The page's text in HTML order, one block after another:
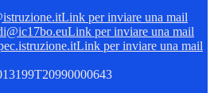
Link per inviare una mail
Link per inviare una mail
Link per inviare una mail